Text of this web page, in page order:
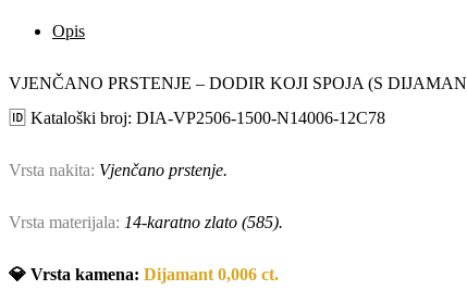
Opis
VJENČANO PRSTENJE – DODIR KOJI SPOJA (S
🆔 Kataloški broj: DIA-VP2506-1500-N14006-12C78
Vrsta nakita: Vjenčano prstenje.
Vrsta materijala: 14-karatno zlato (585).
💎 Vrsta kamena: Dijamant 0,006 ct.